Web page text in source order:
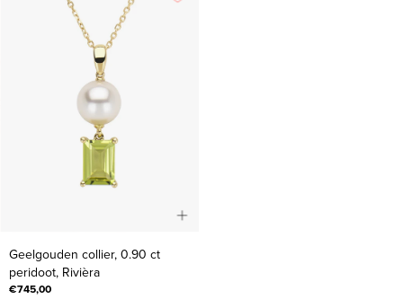
collier,
Geelgouden collier, 0.90 ct
peridoot, Rivièra
€745,00